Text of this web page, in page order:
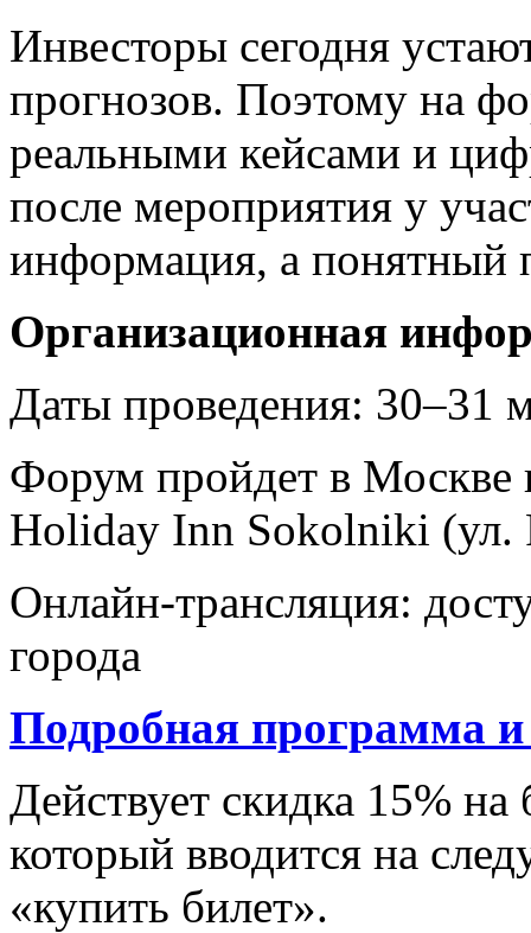
Инвесторы сегодня
прогнозов. Поэтому на
реальными кейсами и
после мероприятия у
информация, а понятный
Организационная
Даты проведения: 30–31
Форум пройдет в Москве
Holiday Inn Sokolniki (ул.
Онлайн-трансляция:
города
Подробная программа и
Действует скидка 15%
который вводится на
«купить билет».